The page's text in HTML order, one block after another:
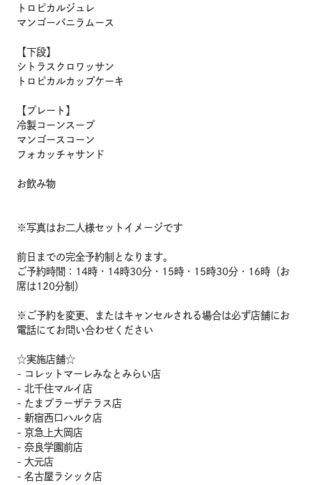
店舗検索
トロピカルジュレ
マンゴーバニラムース
【下段】
シトラスクロワッサン
トロピカルカップケーキ
【プレート】
冷製コーンスープ
マンゴースコーン
フォカッチャサンド
お飲み物
※写真はお二人様セットイメージです
前日までの完全予約制となります。
ご予約時間：14時・14時30分・15時・15時30分・16時（お
席は120分制）
※ご予約を変更、またはキャンセルされる場合は必ず店舗にお
電話にてお問い合わせください
☆実施店舗☆
- コレットマーレみなとみらい店
- 北千住マルイ店
- たまプラーザテラス店
- 新宿西口ハルク店
- 京急上大岡店
- 奈良学園前店
- 大元店
- 名古屋ラシック店